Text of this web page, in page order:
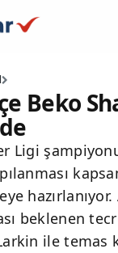
Beko
Ligi
beklenen
ile temas